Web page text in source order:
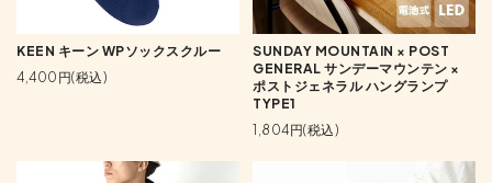
KEEN キーン WPソックスクルー
4,400円(税込)
SUNDAY MOUNTAIN × POST
GENERAL サンデーマウンテン ×
ポストジェネラル ハングランプ
TYPE1
1,804円(税込)